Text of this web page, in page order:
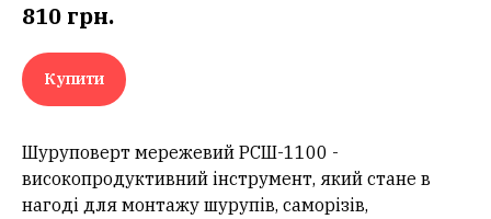
810 грн.
Купити
Шуруповерт мережевий РСШ-1100 -
високопродуктивний інструмент, який стане в
нагоді для монтажу шурупів, саморізів,